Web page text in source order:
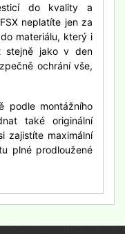
do kvality a
neplatíte jen za
materiálu, který i
stejně jako v den
ochrání vše,
podle montážního
také originální
zajistíte maximální
plné prodloužené